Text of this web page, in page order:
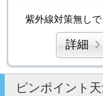
紫外線対策無しで
詳細
ピンポイント